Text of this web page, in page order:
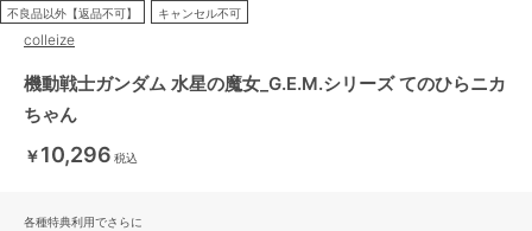
不良品以外【返品不可】 キャンセル不可
colleize
機動戦士ガンダム 水星の魔女_G.E.M.シリーズ てのひらニカ
ちゃん
￥10,296 税込
各種特典利用でさらに